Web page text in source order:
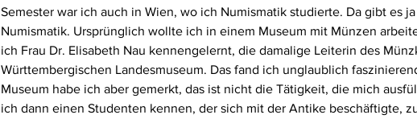
Semester war ich auch in Wien, wo ich Numismatik studierte. Da gibt es
Numismatik. Ursprünglich wollte ich in einem Museum mit Münzen
ich Frau Dr. Elisabeth Nau kennengelernt, die damalige Leiterin des
Württembergischen Landesmuseum. Das fand ich unglaublich
Museum habe ich aber gemerkt, das ist nicht die Tätigkeit, die mich
ich dann einen Studenten kennen, der sich mit der Antike beschäftigte,